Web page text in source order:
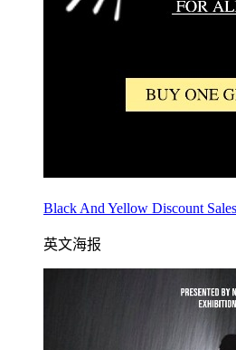
Black And Yellow Discount
英文海报